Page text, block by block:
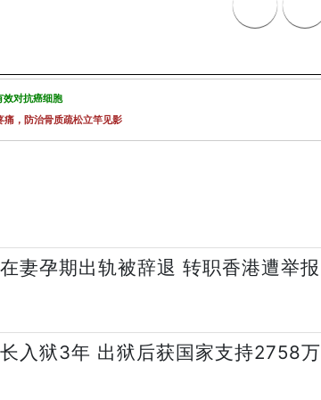
效对抗癌细胞
，防治骨质疏松立竿见影
妻孕期出轨被辞退 转职香港遭举报
入狱3年 出狱后获国家支持2758万